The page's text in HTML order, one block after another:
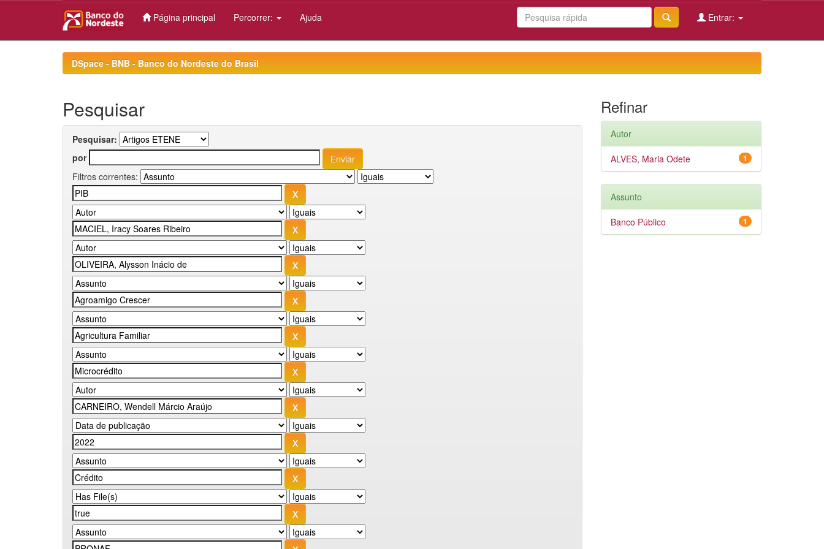
Página principal Percorrer: Ajuda Entrar:
DSpace - BNB - Banco do Nordeste do Brasil
Pesquisar
Pesquisar:
por
Filtros correntes:
Refinar
Autor
1
ALVES, Maria Odete
Assunto
1
Banco Público